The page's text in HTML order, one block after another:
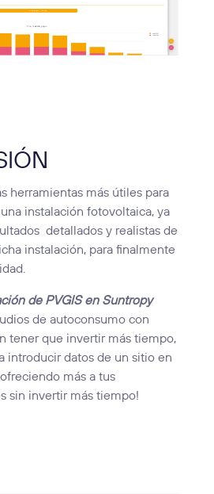
herramientas más útiles para
instalación fotovoltaica, ya
detallados y realistas de
instalación, para finalmente
de PVGIS en Suntropy
de autoconsumo con
tener que invertir más tiempo,
introducir datos de un sitio en
más a tus
sin invertir más tiempo!